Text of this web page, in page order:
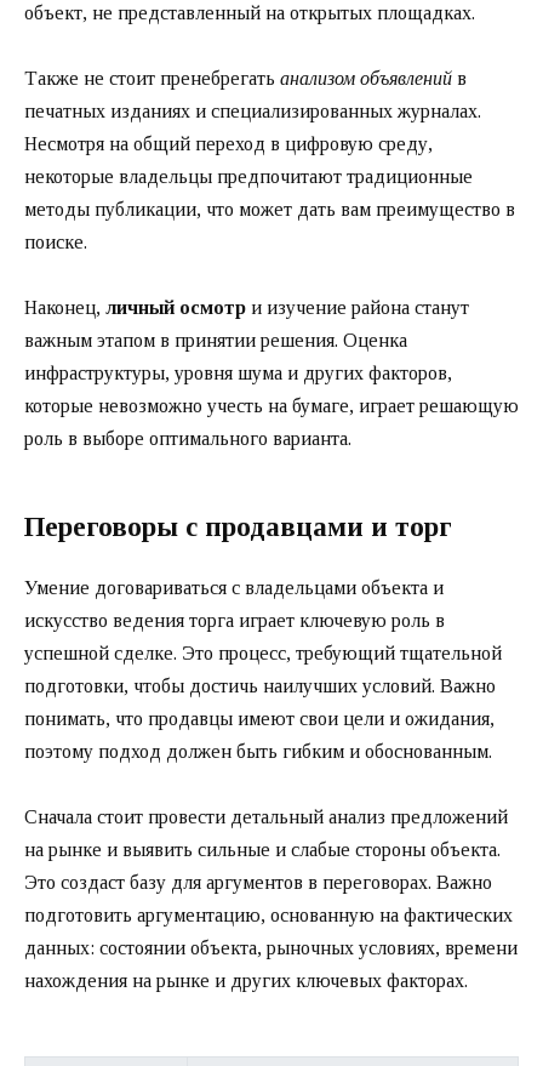
объект, не представленный на открытых площадках.
Также не стоит пренебрегать анализом объявлений в
печатных изданиях и специализированных журналах.
Несмотря на общий переход в цифровую среду,
некоторые владельцы предпочитают традиционные
методы публикации, что может дать вам преимущество в
поиске.
Наконец, личный осмотр и изучение района станут
важным этапом в принятии решения. Оценка
инфраструктуры, уровня шума и других факторов,
которые невозможно учесть на бумаге, играет решающую
роль в выборе оптимального варианта.
Переговоры с продавцами и торг
Умение договариваться с владельцами объекта и
искусство ведения торга играет ключевую роль в
успешной сделке. Это процесс, требующий тщательной
подготовки, чтобы достичь наилучших условий. Важно
понимать, что продавцы имеют свои цели и ожидания,
поэтому подход должен быть гибким и обоснованным.
Сначала стоит провести детальный анализ предложений
на рынке и выявить сильные и слабые стороны объекта.
Это создаст базу для аргументов в переговорах. Важно
подготовить аргументацию, основанную на фактических
данных: состоянии объекта, рыночных условиях, времени
нахождения на рынке и других ключевых факторах.